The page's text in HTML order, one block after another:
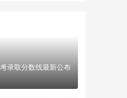
录取分数线最新公布